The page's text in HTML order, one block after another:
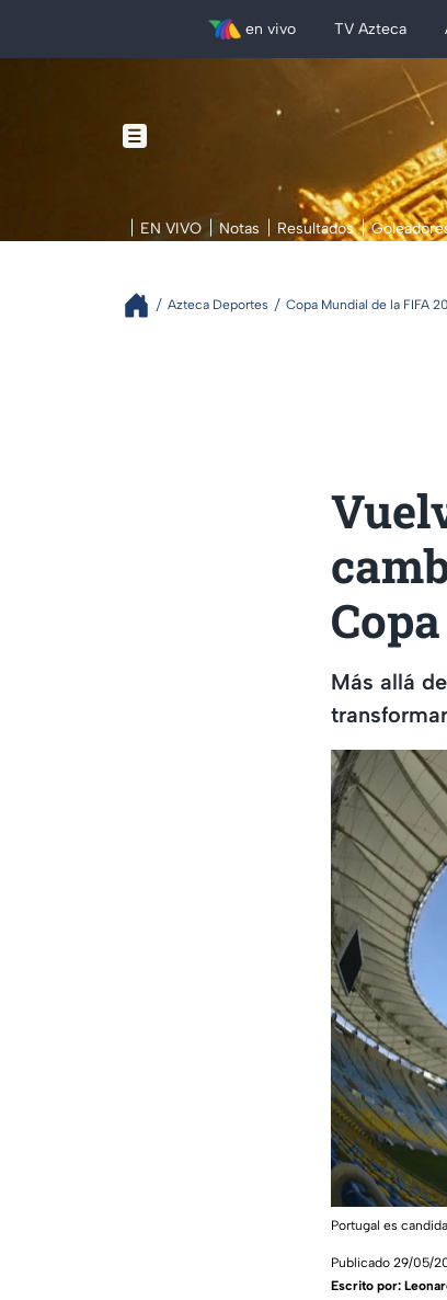
en vivo TV Azteca
EN VIVO Notas Resultados
Azteca Deportes Copa Mundial de la FIFA
Más allá
Portugal es
Publicado 29/05/
Escrito por: